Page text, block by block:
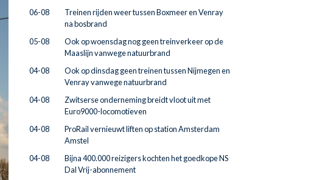
06-08
Treinen rijden weer tussen Boxmeer en Venray
na bosbrand
05-08
Ook op woensdag nog geen treinverkeer op de
Maaslijn vanwege natuurbrand
04-08
Ook op dinsdag geen treinen tussen Nijmegen en
Venray vanwege natuurbrand
04-08
Zwitserse onderneming breidt vloot uit met
Euro9000-locomotieven
04-08
ProRail vernieuwt liften op station Amsterdam
Amstel
04-08
Bijna 400.000 reizigers kochten het goedkope NS
Dal Vrij-abonnement